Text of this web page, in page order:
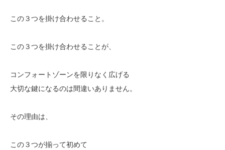
この３つを掛け合わせること。
この３つを掛け合わせることが、
コンフォートゾーンを限りなく広げる
大切な鍵になるのは間違いありません。
その理由は、
この３つが揃って初めて